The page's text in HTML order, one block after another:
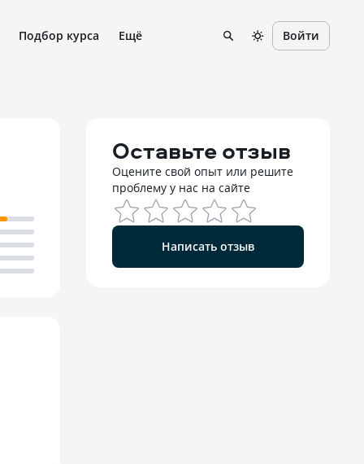
Подбор курса Ещё Войти
Оставьте отзыв
Оцените свой опыт или решите
проблему у нас на сайте
Написать отзыв